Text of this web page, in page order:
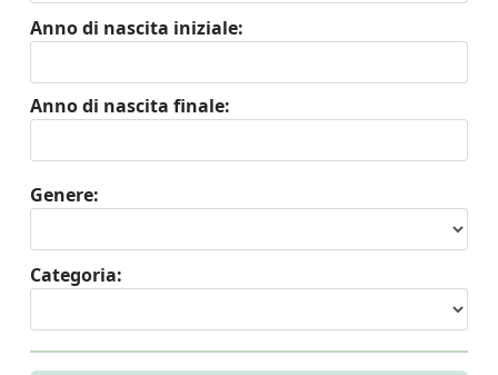
Anno di nascita iniziale:
Anno di nascita finale:
Genere:
Categoria: